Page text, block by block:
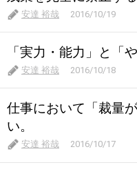
安達 裕哉 2016/10/19
「実力・能力」と「
安達 裕哉 2016/10/18
仕事において「裁量
い。
安達 裕哉 2016/10/17